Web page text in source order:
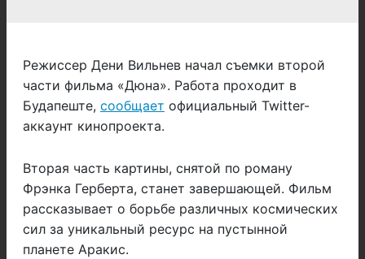
Режиссер Дени Вильнев начал съемки второй
части фильма «Дюна». Работа проходит в
Будапеште, сообщает официальный Twitter-
аккаунт кинопроекта.
Вторая часть картины, снятой по роману
Фрэнка Герберта, станет завершающей. Фильм
рассказывает о борьбе различных космических
сил за уникальный ресурс на пустынной
планете Аракис.